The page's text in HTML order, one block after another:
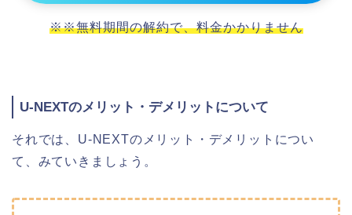
※※無料期間の解約で、料金かかりません
U-NEXTのメリット・デメリットについて
それでは、U-NEXTのメリット・デメリットについ
て、みていきましょう。